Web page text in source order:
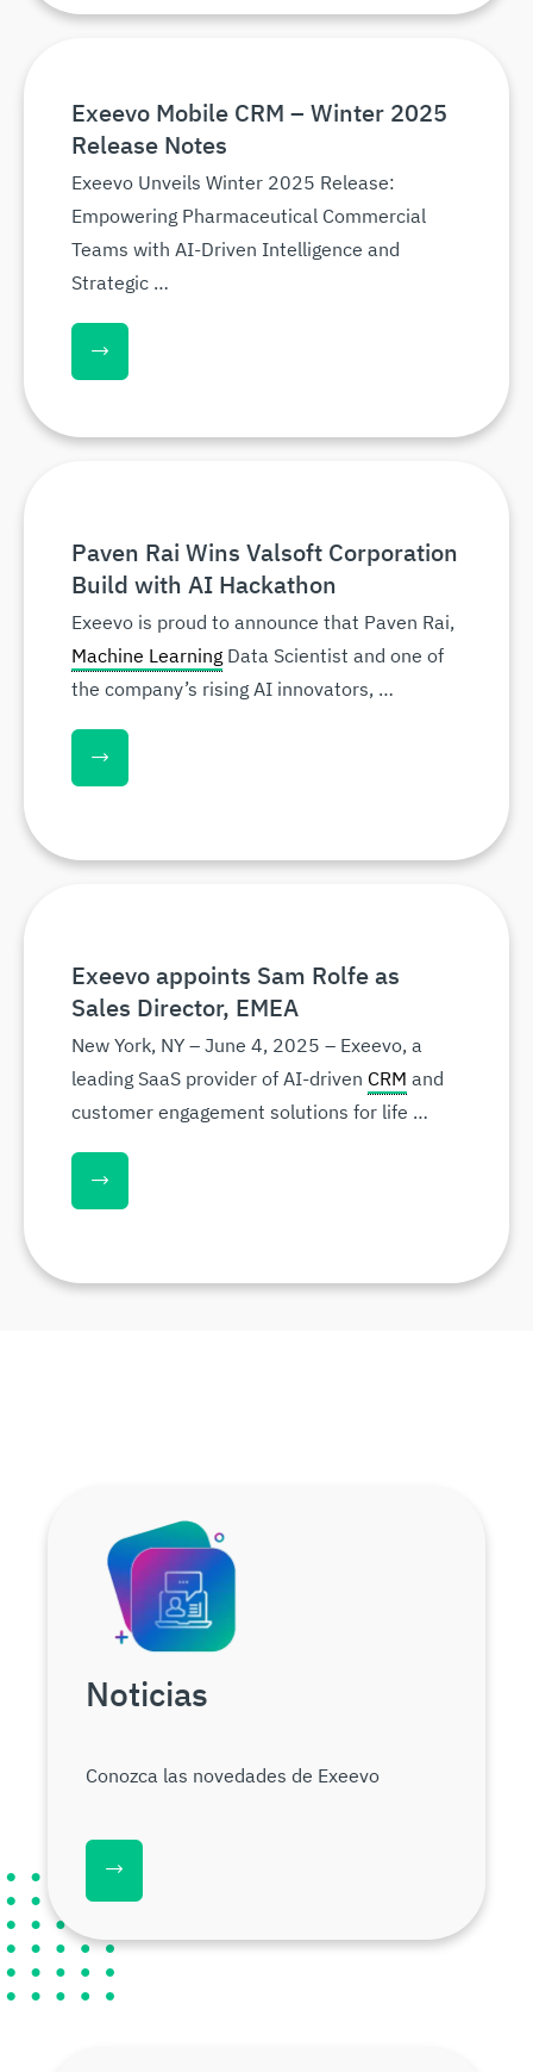
Exeevo Mobile CRM – Winter 2025
Release Notes
Exeevo Unveils Winter 2025 Release:
Empowering Pharmaceutical Commercial
Teams with AI-Driven Intelligence and
Strategic …
Paven Rai Wins Valsoft Corporation
Build with AI Hackathon
Exeevo is proud to announce that Paven Rai,
Machine Learning Data Scientist and one of
the company’s rising AI innovators, …
Exeevo appoints Sam Rolfe as
Sales Director, EMEA
New York, NY – June 4, 2025 – Exeevo, a
leading SaaS provider of AI-driven CRM and
customer engagement solutions for life …
Noticias
Conozca las novedades de Exeevo